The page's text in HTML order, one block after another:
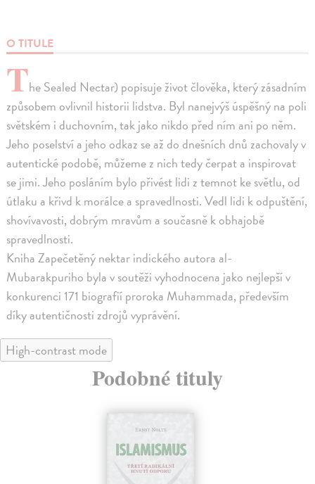
O TITULE
The Sealed Nectar) popisuje život člověka, který zásadním
způsobem ovlivnil historii lidstva. Byl nanejvýš úspěšný na poli
světském i duchovním, tak jako nikdo před ním ani po něm.
Jeho poselství a jeho odkaz se až do dnešních dnů zachovaly v
autentické podobě, můžeme z nich tedy čerpat a inspirovat
se jimi. Jeho posláním bylo přivést lidi z temnot ke světlu, od
útlaku a křivd k morálce a spravedlnosti. Vedl lidi k odpuštění,
shovívavosti, dobrým mravům a současně k obhajobě
spravedlnosti.
Kniha Zapečetěný nektar indického autora al-
Mubarakpuriho byla v soutěži vyhodnocena jako nejlepší v
konkurenci 171 biografií proroka Muhammada, především
díky autentičnosti zdrojů vyprávění.
High-contrast mode
Podobné tituly